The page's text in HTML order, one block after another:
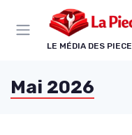
LE MÉDIA DES
Mai 2026
Panneau de gestion des